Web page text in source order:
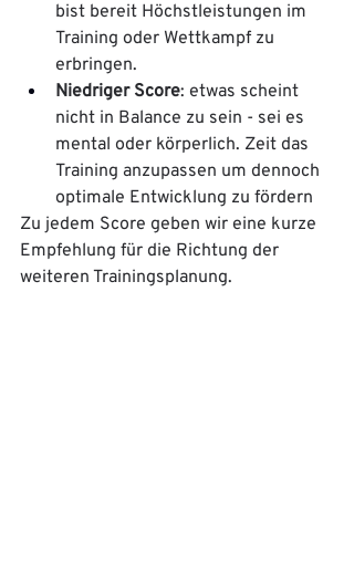
bist bereit Höchstleistungen im
Training oder Wettkampf zu
erbringen.
Niedriger Score: etwas scheint
nicht in Balance zu sein - sei es
mental oder körperlich. Zeit das
Training anzupassen um dennoch
optimale Entwicklung zu fördern
Zu jedem Score geben wir eine kurze
Empfehlung für die Richtung der
weiteren Trainingsplanung.